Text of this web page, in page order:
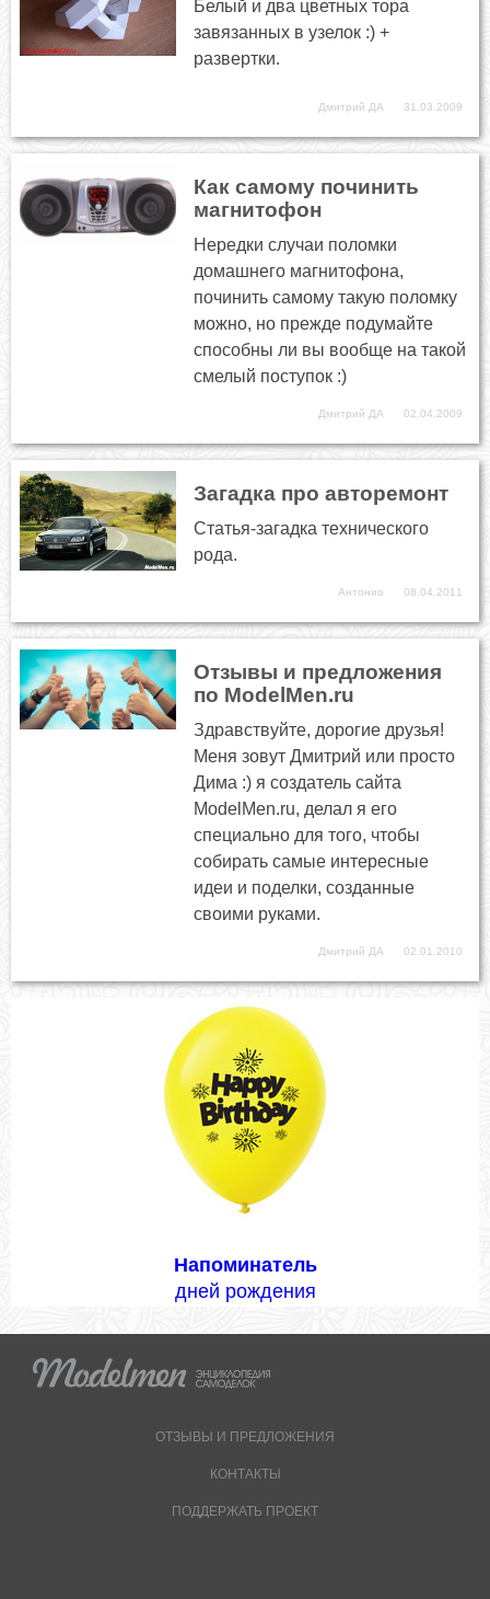
Белый и два цветных тора
завязанных в узелок :) +
развертки.
Дмитрий ДА 31.03.2009
Как самому починить
магнитофон
Нередки случаи поломки
домашнего магнитофона,
починить самому такую поломку
можно, но прежде подумайте
способны ли вы вообще на такой
смелый поступок :)
Дмитрий ДА 02.04.2009
Загадка про авторемонт
Статья-загадка технического
рода.
Антонио 08.04.2011
Отзывы и предложения
по ModelMen.ru
Здравствуйте, дорогие друзья!
Меня зовут Дмитрий или просто
Дима :) я создатель сайта
ModelMen.ru, делал я его
специально для того, чтобы
собирать самые интересные
идеи и поделки, созданные
своими руками.
Дмитрий ДА 02.01.2010
Напоминатель
дней рождения
ОТЗЫВЫ И ПРЕДЛОЖЕНИЯ
КОНТАКТЫ
ПОДДЕРЖАТЬ ПРОЕКТ